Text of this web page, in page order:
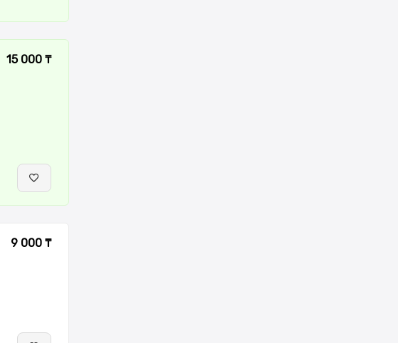
15 000 ₸
9 000 ₸